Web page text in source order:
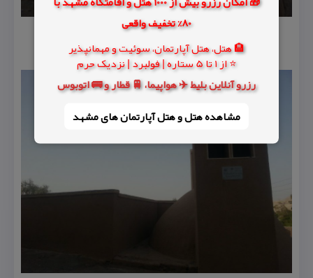
80% تخفیف واقعی
🏨 هتل، هتل آپارتمان، سوئیت و مهمانپذیر
⭐ از 1 تا 5 ستاره | فولبرد | نزدیک حرم
رزرو آنلاین بلیط ✈️ هواپیما، 🚆 قطار و 🚌 اتوبوس
مشاهده هتل و هتل‌ آپارتمان های مشهد